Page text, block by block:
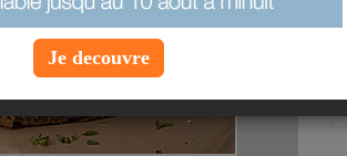
Je decouvre